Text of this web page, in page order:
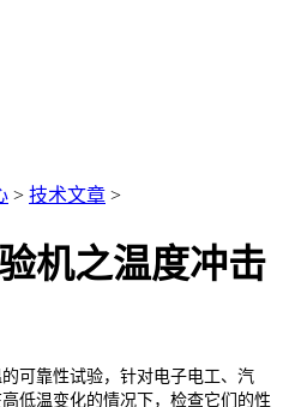
> 技术文章 >
机之温度冲击
可靠性试验，针对电子电工、汽
低温变化的情况下，检查它们的性